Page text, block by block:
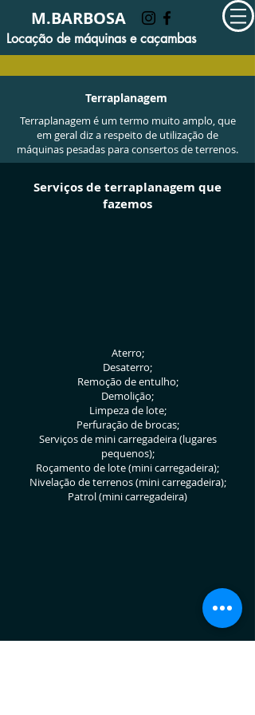
M.BARBOSA
Locação de máquinas e caçambas
Terraplanagem
Terraplanagem é um termo muito amplo, que
em geral diz a respeito de utilização de
máquinas pesadas para consertos de terrenos.
Serviços de terraplanagem que
fazemos
Aterro;
Desaterro;
Remoção de entulho;
Demolição;
Limpeza de lote;
Perfuração de brocas;
Serviços de mini carregadeira (lugares
pequenos);
Roçamento de lote (mini carregadeira);
Nivelação de terrenos (mini carregadeira);
Patrol (mini carregadeira)